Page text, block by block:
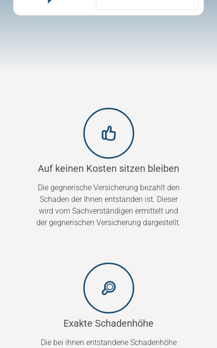
Auf keinen Kosten sitzen bleiben
Die gegnerische Versicherung bezahlt den
Schaden der Ihnen entstanden ist. Dieser
wird vom Sachverständigen ermittelt und
der gegnerischen Versicherung dargestellt.
Exakte Schadenhöhe
Die bei ihnen entstandene Schadenhöhe